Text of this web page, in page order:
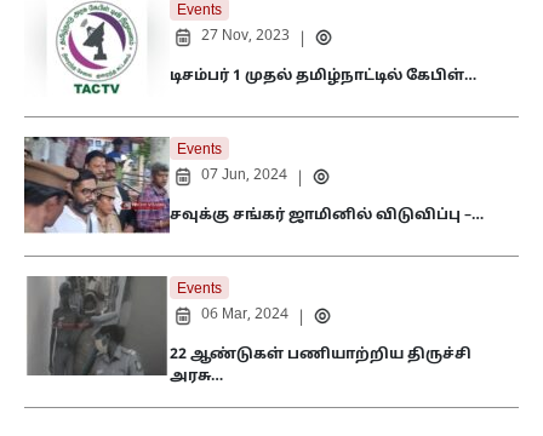
Events
27 Nov, 2023
டிசம்பர் 1 முதல் தமிழ்நாட்டில் கேபிள்…
Events
07 Jun, 2024
சவுக்கு சங்கர் ஜாமினில் விடுவிப்பு –…
Events
06 Mar, 2024
22 ஆண்டுகள் பணியாற்றிய திருச்சி
அரசு…